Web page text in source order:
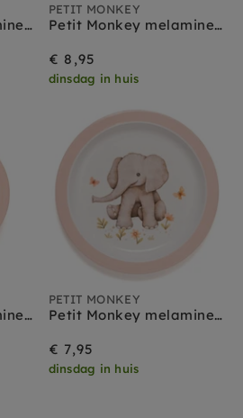
Petit Monkey melamine bord Bear and Stars
PETIT MONKEY
Petit Monkey melamine tuitbeker met oren Elephant
€ 8,95
dinsdag in huis
Petit Monkey melamine bakje Elephant
PETIT MONKEY
Petit Monkey melamine bord Elephant
€ 7,95
dinsdag in huis